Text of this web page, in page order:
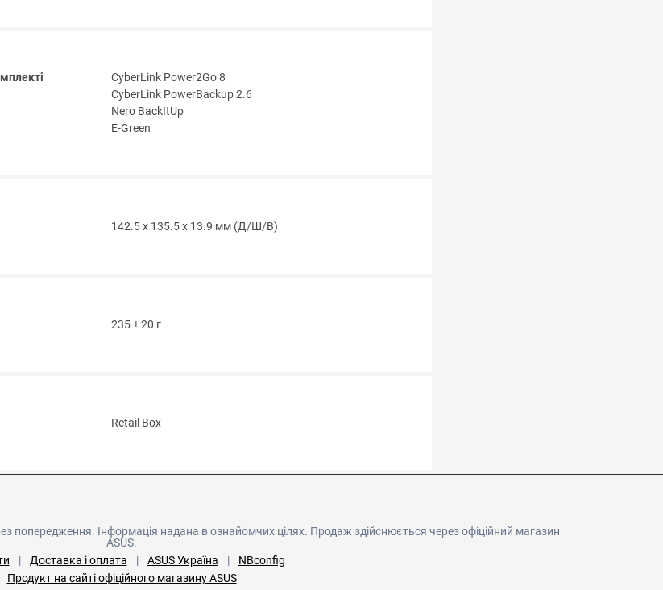
CyberLink Power2Go 8
CyberLink PowerBackup 2.6
Nero BackItUp
E-Green
142.5 x 135.5 x 13.9 мм (Д/Ш/В)
235 ± 20 г
Retail Box
попередження. Інформація надана в ознайомчих цілях. Продаж здійснюється через офіційний магазин
ASUS.
| Доставка і оплата | ASUS Україна |
NBconfig
Продукт на сайті офіційного магазину ASUS